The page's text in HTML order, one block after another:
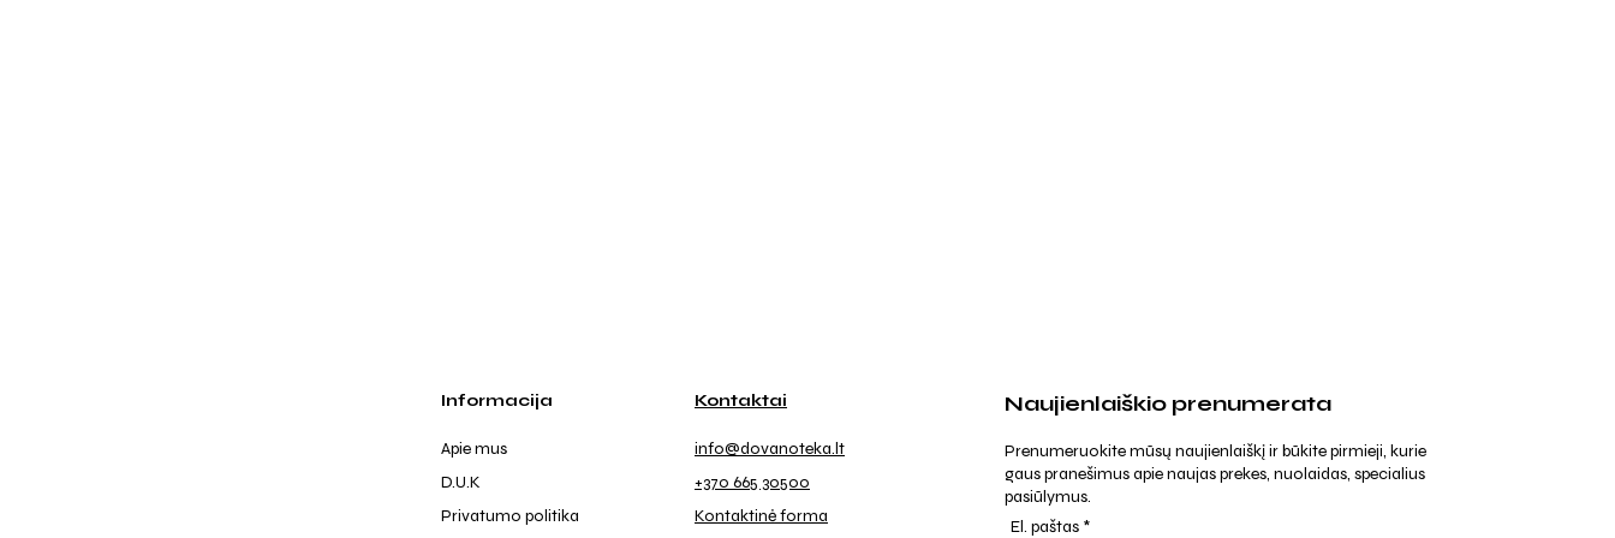
Informacija
Apie mus
D.U.K
Privatumo politika
Kontaktai
info@dovanoteka.lt
+370 665 30500
Kontaktinė forma
Naujienlaiškio prenumerata
Prenumeruokite mūsų naujienlaiškį ir būkite pirmieji, kurie
gaus pranešimus apie naujas prekes, nuolaidas, specialius
pasiūlymus.
El. paštas